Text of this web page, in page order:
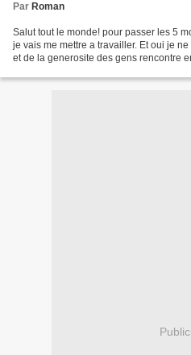
Par Roman
Salut tout le monde! pour passer les 5
je vais me mettre a travailler. Et oui je
et de la generosite des gens rencontre